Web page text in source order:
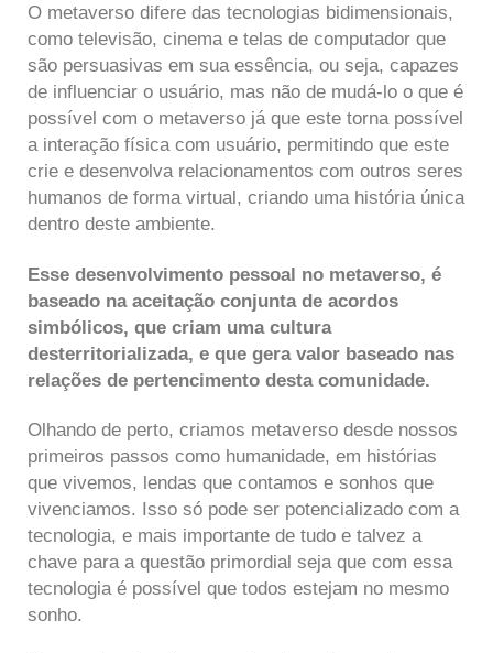
O metaverso difere das tecnologias bidimensionais,
como televisão, cinema e telas de computador que
são persuasivas em sua essência, ou seja, capazes
de influenciar o usuário, mas não de mudá-lo o que é
possível com o metaverso já que este torna possível
a interação física com usuário, permitindo que este
crie e desenvolva relacionamentos com outros seres
humanos de forma virtual, criando uma história única
dentro deste ambiente.
Esse desenvolvimento pessoal no metaverso, é
baseado na aceitação conjunta de acordos
simbólicos, que criam uma cultura
desterritorializada, e que gera valor baseado nas
relações de pertencimento desta comunidade.
Olhando de perto, criamos metaverso desde nossos
primeiros passos como humanidade, em histórias
que vivemos, lendas que contamos e sonhos que
vivenciamos. Isso só pode ser potencializado com a
tecnologia, e mais importante de tudo e talvez a
chave para a questão primordial seja que com essa
tecnologia é possível que todos estejam no mesmo
sonho.